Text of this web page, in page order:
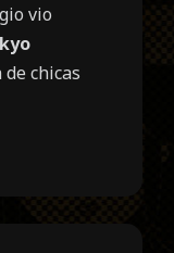
vio
chicas